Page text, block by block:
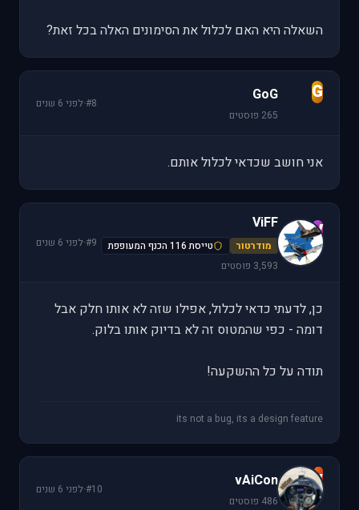
השאלה היא האם לכלול את הסימונים האלה בכל זאת?
G
GoG
265 פוסטים
#8
·לפני 6 שנים
אני חושב שכדאי לכלול אותם.
V
ViFF
מודרטור
טייסת 116 הכנף המעופפת
3,593 פוסטים
#9
·לפני 6 שנים
כן, לדעתי כדאי לכלול, אפילו שזה לא אותו חלק אבל
דומה - כפי שהמטוס זה לא בדיוק אותו בלוק.
תודה על כל ההשקעה!
its not a bug, its a design feature
v
vAiCon
486 פוסטים
#10
·לפני 6 שנים